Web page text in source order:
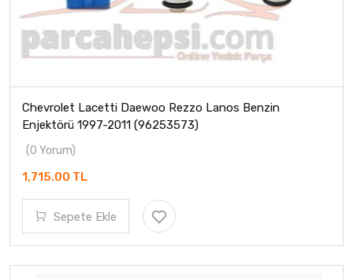
Chevrolet Lacetti Daewoo Rezzo Lanos Benzin
Enjektörü 1997-2011 (96253573)
(0 Yorum)
1,715.00 TL
Sepete Ekle